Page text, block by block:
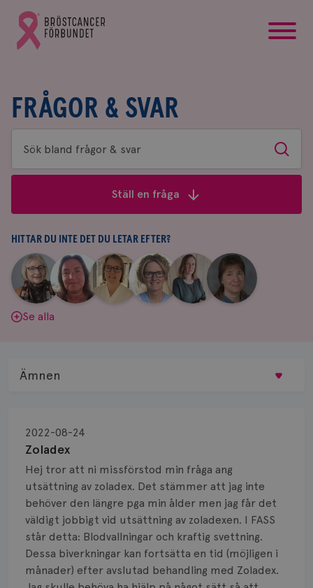
Gå
till
Bröstcancerförbundets
FRÅGOR & SVAR
Sök
bland
&
svar
Sök
Ställ en fråga
HITTAR DU INTE DET DU LETAR EFTER?
Aina
Johnsson
|
Anne
Andersson
Fredrika
Killander
|
Jeanette
Bäcklund
|
Maria
Edegran
|
Yvette
Andersson
Se alla
Zoladex
2022-08-24
Hej tror att ni missförstod min fråga ang
utsättning av zoladex. Det stämmer att jag inte
behöver den längre pga min ålder men jag får det
väldigt jobbigt vid utsättning av zoladexen. I FASS
står detta: Blodvallningar och kraftig svettning.
Dessa biverkningar kan fortsätta en tid (möjligen i
månader) efter avslutad behandling med Zoladex.
Ämnen
Biopsi
Biverkningar
Bröstvårta
Knöl
Läkemedel